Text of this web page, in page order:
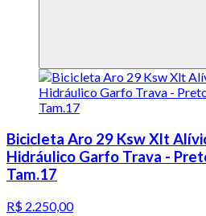
Bicicleta Aro 29 Ksw Xlt
Hidráulico Garfo Trava -
Tam.17
R$ 2.250,00